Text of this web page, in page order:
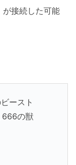
が接続した可能
ースト
666の獣